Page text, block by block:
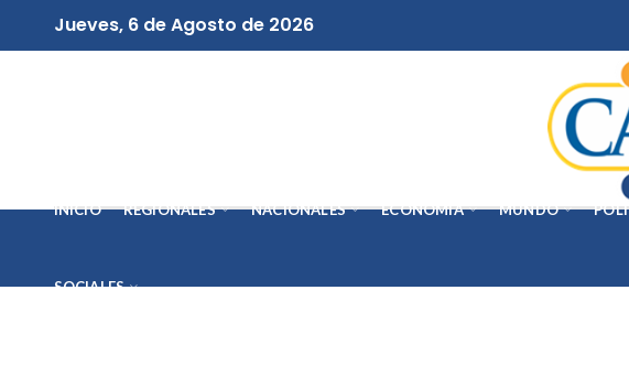
Jueves, 6 de Agosto de 2026
INICIO REGIONALES NACIONALES ECONOMÍA MUNDO
SOCIALES